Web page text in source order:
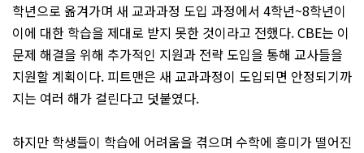
학년으로 옮겨가며 새 교과과정 도입 과정에서 4학년~8학년이
이에 대한 학습을 제대로 받지 못한 것이라고 전했다. CBE는 이
문제 해결을 위해 추가적인 지원과 전략 도입을 통해 교사들을
지원할 계획이다. 피트맨은 새 교과과정이 도입되면 안정되기까
지는 여러 해가 걸린다고 덧붙였다.
하지만 학생들이 학습에 어려움을 겪으며 수학에 흥미가 떨어진